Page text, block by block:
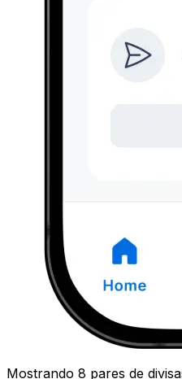
Mostrando 8 pares de